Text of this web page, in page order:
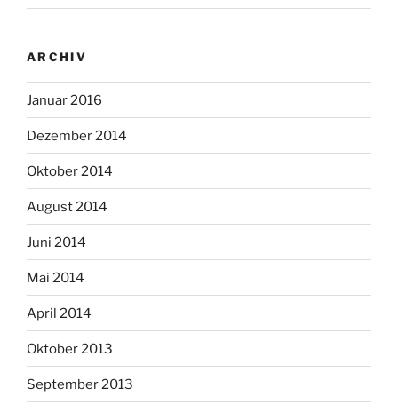
ARCHIV
Januar 2016
Dezember 2014
Oktober 2014
August 2014
Juni 2014
Mai 2014
April 2014
Oktober 2013
September 2013